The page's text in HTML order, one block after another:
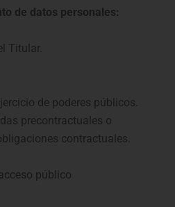
de datos personales:
Titular.
de poderes públicos.
precontractuales o
contractuales.
público